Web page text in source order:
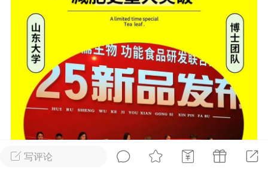
美业357 卡卡一针轻
Lv.3
26 23:30
电脑端 新品推荐
闪充小白罐
本/双效闪充，养出紧致小白脸！一、项
充小白罐 = 闪充大白肌（仪器）× 草本
产品）×极光嫩肤啫喱（产品）这是一套
护...写评论